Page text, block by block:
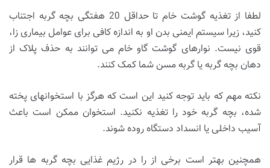
لطفا از تغذیه گوشت خام تا حداقل 20 هفتگی بچه گربه اجتناب
کنید، زیرا سیستم ایمنی بدن او به اندازه کافی برای عوامل بیماری زا،
قوی نیست. نوارهای گوشت گاو خام می توانند به حذف پلاک از
دهان بچه گربه یا گربه مسن شما کمک کنند.
نکته مهم که باید توجه کنید این است که هرگز با استخوانهای پخته
شده، بچه گربه خود را تغذیه نکنید. استخوان ممکن است باعث
آسیب داخلی یا انسداد دستگاه روده شوند.
همچنین بهتر است برخی از را در رژیم غذایی بچه گربه ها قرار